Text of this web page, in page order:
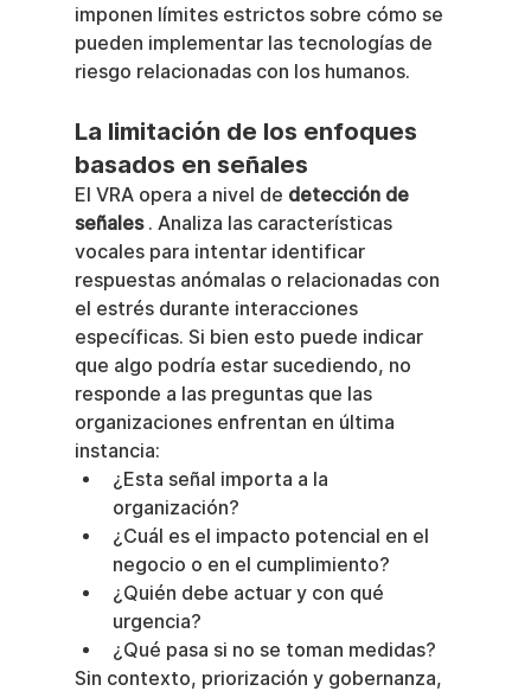
imponen límites estrictos sobre cómo se
pueden implementar las tecnologías de
riesgo relacionadas con los humanos.
La limitación de los enfoques
basados en señales
El VRA opera a nivel de detección de
señales . Analiza las características
vocales para intentar identificar
respuestas anómalas o relacionadas con
el estrés durante interacciones
específicas. Si bien esto puede indicar
que algo podría estar sucediendo, no
responde a las preguntas que las
organizaciones enfrentan en última
instancia:
¿Esta señal importa a la
organización?
¿Cuál es el impacto potencial en el
negocio o en el cumplimiento?
¿Quién debe actuar y con qué
urgencia?
¿Qué pasa si no se toman medidas?
Sin contexto, priorización y gobernanza,